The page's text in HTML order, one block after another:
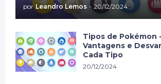
por Leandro Lemos - 20/12/2024
Tipos de Pokémon
Vantagens e
Cada Tipo
20/12/2024